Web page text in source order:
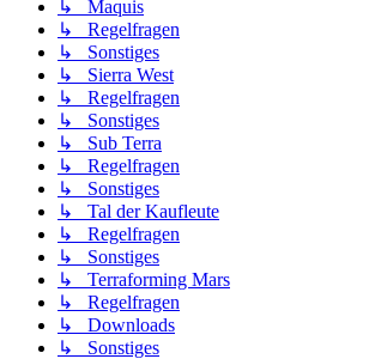
↳ Maquis
↳ Regelfragen
↳ Sonstiges
↳ Sierra West
↳ Regelfragen
↳ Sonstiges
↳ Sub Terra
↳ Regelfragen
↳ Sonstiges
↳ Tal der Kaufleute
↳ Regelfragen
↳ Sonstiges
↳ Terraforming Mars
↳ Regelfragen
↳ Downloads
↳ Sonstiges